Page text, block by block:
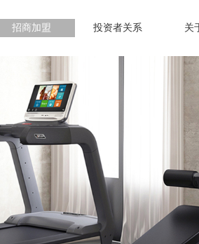
招商加盟 投资者关系 关